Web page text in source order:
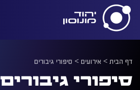
דף הבית> אירועים > סיפורי גיבורים
סיפורי גיבורים